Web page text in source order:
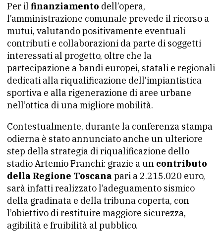
Per il finanziamento dell’opera,
l’amministrazione comunale prevede il ricorso a
mutui, valutando positivamente eventuali
contributi e collaborazioni da parte di soggetti
interessati al progetto, oltre che la
partecipazione a bandi europei, statali e regionali
dedicati alla riqualificazione dell’impiantistica
sportiva e alla rigenerazione di aree urbane
nell’ottica di una migliore mobilità.
Contestualmente, durante la conferenza stampa
odierna è stato annunciato anche un ulteriore
step della strategia di riqualificazione dello
stadio Artemio Franchi: grazie a un contributo
della Regione Toscana pari a 2.215.020 euro,
sarà infatti realizzato l’adeguamento sismico
della gradinata e della tribuna coperta, con
l’obiettivo di restituire maggiore sicurezza,
agibilità e fruibilità al pubblico.